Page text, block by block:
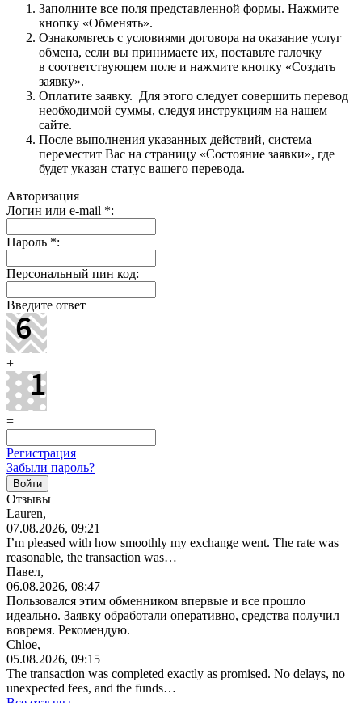
Заполните все поля представленной формы. Нажмите
кнопку «Обменять».
Ознакомьтесь с условиями договора на оказание услуг
обмена, если вы принимаете их, поставьте галочку
в соответствующем поле и нажмите кнопку «Создать
заявку».
Оплатите заявку. Для этого следует совершить перевод
необходимой суммы, следуя инструкциям на нашем
сайте.
После выполнения указанных действий, система
переместит Вас на страницу «Состояние заявки», где
будет указан статус вашего перевода.
Авторизация
Логин или e-mail *:
Пароль *:
Персональный пин код:
Введите ответ
+
=
Регистрация
Забыли пароль?
Отзывы
Lauren,
07.08.2026, 09:21
I’m pleased with how smoothly my exchange went. The rate was
reasonable, the transaction was…
Павел,
06.08.2026, 08:47
Пользовался этим обменником впервые и все прошло
идеально. Заявку обработали оперативно, средства получил
вовремя. Рекомендую.
Chloe,
05.08.2026, 09:15
The transaction was completed exactly as promised. No delays, no
unexpected fees, and the funds…